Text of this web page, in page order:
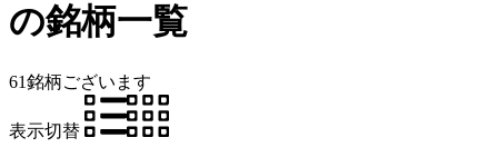
の銘柄一覧
61銘柄ございます
表示切替